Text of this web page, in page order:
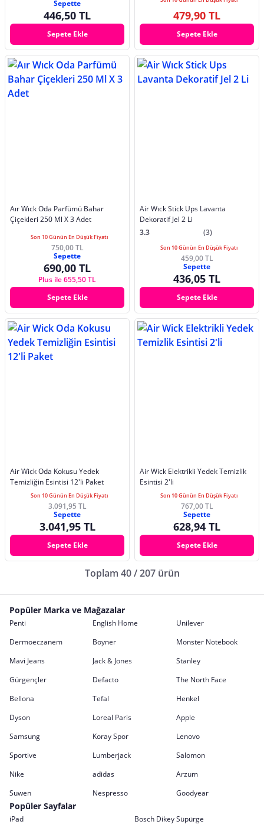
Sepette
446,50 TL
Sepete Ekle
479,90 TL
Sepete Ekle
Aır Wıck Oda Parfümü Bahar
Çiçekleri 250 Ml X 3 Adet
Son 10 Günün En Düşük Fiyatı
750,00 TL
Sepette
690,00 TL
Plus ile 655,50 TL
Sepete Ekle
Air Wıck Stick Ups Lavanta
Dekoratif Jel 2 Li
3.3
(3)
Son 10 Günün En Düşük Fiyatı
459,00 TL
Sepette
436,05 TL
Sepete Ekle
Air Wick Oda Kokusu Yedek
Temizliğin Esintisi 12'li Paket
Son 10 Günün En Düşük Fiyatı
3.091,95 TL
Sepette
3.041,95 TL
Sepete Ekle
Air Wick Elektrikli Yedek Temizlik
Esintisi 2'li
Son 10 Günün En Düşük Fiyatı
767,00 TL
Sepette
628,94 TL
Sepete Ekle
Toplam 40 / 207 ürün
Popüler Marka ve Mağazalar
Penti English Home
Unilever
Dermoeczanem
Boyner
Monster Notebook
Mavi Jeans
Jack & Jones
Stanley
Gürgençler
Defacto
The North Face
Bellona
Tefal
Henkel
Dyson
Loreal Paris
Apple
Samsung
Koray Spor
Lenovo
Sportive
Lumberjack
Salomon
Nike
adidas
Arzum
Suwen
Nespresso Goodyear
Popüler Sayfalar
iPad
Bosch Dikey Süpürge